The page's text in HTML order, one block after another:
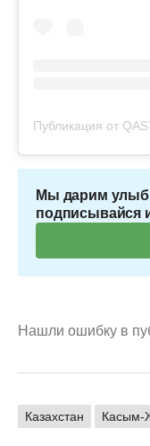
Мы дарим
подписывайся
Нашли ошибку в
Казахстан Касым-